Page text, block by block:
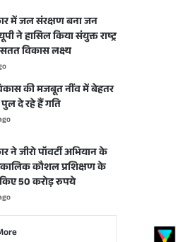
में जल संरक्षण बना जन
ने हासिल किया संयुक्त राष्ट्र
विकास लक्ष्य
की मजबूत नींव में बेहतर
दे रहे हैं गति
ने जीरो पॉवर्टी अभियान के
कौशल प्रशिक्षण के
50 करोड़ रुपये